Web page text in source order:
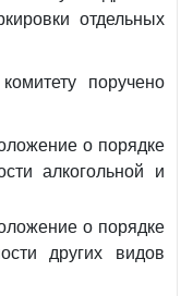
отдельных
поручено
о порядке
алкогольной и
о порядке
других видов